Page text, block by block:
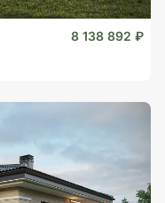
8 138 892 ₽